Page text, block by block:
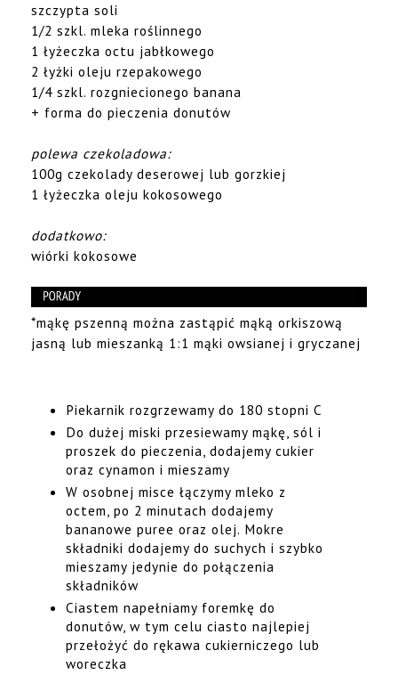
szczypta soli
1/2 szkl. mleka roślinnego
1 łyżeczka octu jabłkowego
2 łyżki oleju rzepakowego
1/4 szkl. rozgniecionego banana
+ forma do pieczenia donutów
polewa czekoladowa:
100g czekolady deserowej lub gorzkiej
1 łyżeczka oleju kokosowego
dodatkowo:
wiórki kokosowe
*mąkę pszenną można zastąpić mąką orkiszową
jasną lub mieszanką 1:1 mąki owsianej i gryczanej
Piekarnik rozgrzewamy do 180 stopni C
Do dużej miski przesiewamy mąkę, sól i
proszek do pieczenia, dodajemy cukier
oraz cynamon i mieszamy
W osobnej misce łączymy mleko z
octem, po 2 minutach dodajemy
bananowe puree oraz olej. Mokre
składniki dodajemy do suchych i szybko
mieszamy jedynie do połączenia
składników
Ciastem napełniamy foremkę do
donutów, w tym celu ciasto najlepiej
przełożyć do rękawa cukierniczego lub
woreczka